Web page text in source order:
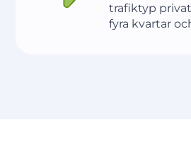
trafiktyp
fyra kvartar